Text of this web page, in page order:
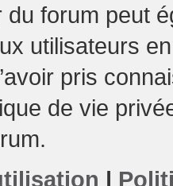
du forum peut
utilisateurs
pris
de vie
|